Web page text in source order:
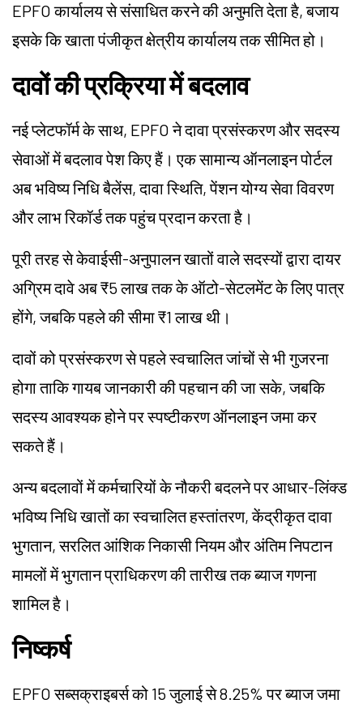
EPFO कार्यालय से संसाधित करने की अनुमति देता है, बजाय
इसके कि खाता पंजीकृत क्षेत्रीय कार्यालय तक सीमित हो।
दावों की प्रक्रिया में बदलाव
नई प्लेटफॉर्म के साथ, EPFO ने दावा प्रसंस्करण और सदस्य
सेवाओं में बदलाव पेश किए हैं। एक सामान्य ऑनलाइन पोर्टल
अब भविष्य निधि बैलेंस, दावा स्थिति, पेंशन योग्य सेवा विवरण
और लाभ रिकॉर्ड तक पहुंच प्रदान करता है।
पूरी तरह से केवाईसी-अनुपालन खातों वाले सदस्यों द्वारा दायर
अग्रिम दावे अब ₹5 लाख तक के ऑटो-सेटलमेंट के लिए पात्र
होंगे, जबकि पहले की सीमा ₹1 लाख थी।
दावों को प्रसंस्करण से पहले स्वचालित जांचों से भी गुजरना
होगा ताकि गायब जानकारी की पहचान की जा सके, जबकि
सदस्य आवश्यक होने पर स्पष्टीकरण ऑनलाइन जमा कर
सकते हैं।
अन्य बदलावों में कर्मचारियों के नौकरी बदलने पर आधार-लिंक्ड
भविष्य निधि खातों का स्वचालित हस्तांतरण, केंद्रीकृत दावा
भुगतान, सरलित आंशिक निकासी नियम और अंतिम निपटान
मामलों में भुगतान प्राधिकरण की तारीख तक ब्याज गणना
शामिल है।
निष्कर्ष
EPFO सब्सक्राइबर्स को 15 जुलाई से 8.25% पर ब्याज जमा